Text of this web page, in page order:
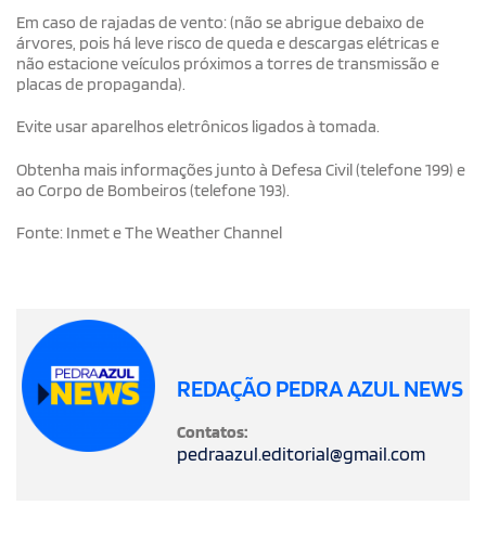
Em caso de rajadas de vento: (não se abrigue debaixo de
árvores, pois há leve risco de queda e descargas elétricas e
não estacione veículos próximos a torres de transmissão e
placas de propaganda).
Evite usar aparelhos eletrônicos ligados à tomada.
Obtenha mais informações junto à Defesa Civil (telefone 199) e
ao Corpo de Bombeiros (telefone 193).
Fonte: Inmet e The Weather Channel
REDAÇÃO PEDRA AZUL NEWS
Contatos:
pedraazul.editorial@gmail.com